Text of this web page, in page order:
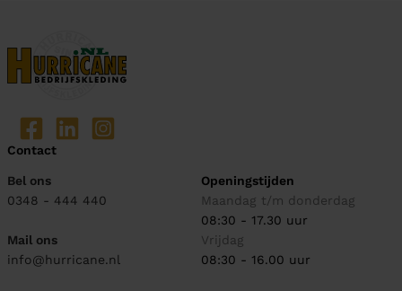
Contact
Bel ons
0348 - 444 440
Mail ons
info@hurricane.nl
Openingstijden
Maandag t/m donderdag
08:30 - 17.30 uur
Vrijdag
08:30 - 16.00 uur